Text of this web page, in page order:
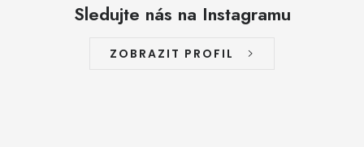
Sledujte nás na Instagramu
ZOBRAZIT PROFIL